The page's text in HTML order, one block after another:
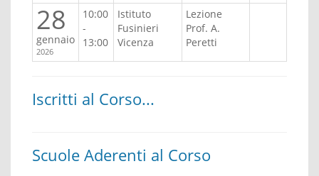
28
gennaio
2026
10:00
-
13:00
Istituto
Fusinieri
Vicenza
Lezione
Prof. A.
Peretti
Iscritti al Corso...
Scuole Aderenti al Corso